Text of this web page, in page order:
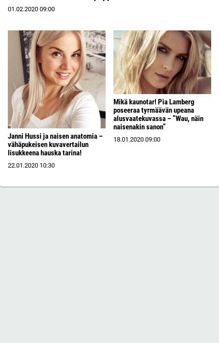
01.02.2020 09:00
Janni Hussi ja naisen anatomia –
vähäpukeisen kuvavertailun
lisukkeena hauska tarina!
22.01.2020 10:30
Mikä kaunotar! Pia Lamberg
poseeraa tyrmäävän upeana
alusvaatekuvassa – ”Wau, näin
naisenakin sanon”
18.01.2020 09:00